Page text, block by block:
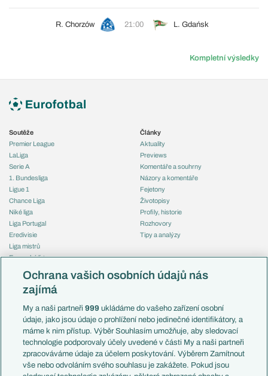
R. Chorzów 21:00 L. Gdańsk
Kompletní výsledky
Soutěže
Premier League
LaLiga
Serie A
1. Bundesliga
Ligue 1
Chance Liga
Niké liga
Liga Portugal
Eredivisie
Liga mistrů
Evropská liga
Mistrovství světa
Liga národů
Témata
Představení týmů MS
EuroSkauting
PL v kostce
Evropské koeficienty
Přestupy
Články
Aktuality
Previews
Komentáře a souhrny
Názory a komentáře
Fejetony
Životopisy
Profily, historie
Rozhovory
Tipy a analýzy
Česko
Francie
Itálie
Německo
Španělsko
Argentina
Brazílie
Ochrana vašich osobních údajů nás
zajímá
My a naši partneři999 ukládáme do vašeho zařízení osobní
údaje, jako jsou údaje o prohlížení nebo jedinečné identifikátory, a
máme k nim přístup. Výběr Souhlasím umožňuje, aby sledovací
technologie podporovaly účely uvedené v části My a naši partneři
zpracováváme údaje za účelem poskytování. Výběrem Zamítnout
vše nebo odvoláním svého souhlasu je zakážete. Pokud jsou